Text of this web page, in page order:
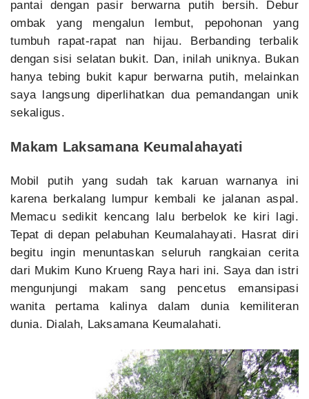
pantai dengan pasir berwarna putih bersih. Debur
ombak yang mengalun lembut, pepohonan yang
tumbuh rapat-rapat nan hijau. Berbanding terbalik
dengan sisi selatan bukit. Dan, inilah uniknya. Bukan
hanya tebing bukit kapur berwarna putih, melainkan
saya langsung diperlihatkan dua pemandangan unik
sekaligus.
Makam Laksamana Keumalahayati
Mobil putih yang sudah tak karuan warnanya ini
karena berkalang lumpur kembali ke jalanan aspal.
Memacu sedikit kencang lalu berbelok ke kiri lagi.
Tepat di depan pelabuhan Keumalahayati. Hasrat diri
begitu ingin menuntaskan seluruh rangkaian cerita
dari Mukim Kuno Krueng Raya hari ini. Saya dan istri
mengunjungi makam sang pencetus emansipasi
wanita pertama kalinya dalam dunia kemiliteran
dunia. Dialah, Laksamana Keumalahati.